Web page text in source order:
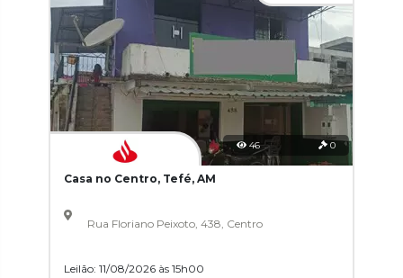
46 0
Casa no Centro, Tefé, AM
Rua Floriano Peixoto, 438, Centro
Leilão: 11/08/2026 às 15h00